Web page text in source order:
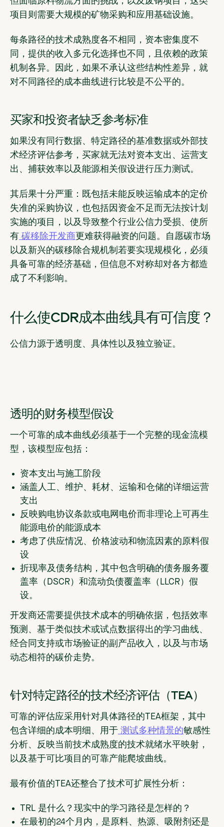
项目则需要大规模的矿物采购和应用基础设施。
每条路径的技术成熟度各不相同，资本密集度不
同，提供的收入多元化选择也不同，且依赖的政策
机制各异。因此，如果不承认这些结构性差异，就
对不同路径的成本曲线进行比较是不公平的。
买家和投资者缺乏参考标准
如果没有同行数据、特定路径的基准数据或外部技
术经济评估参考，买家就无法对资本支出、运营支
出、捕获效率以及能源相关假设进行压力测试。
其后果十分严重：既包括未能反映运输成本的定价
失准的采购协议，也包括因资金不足而无法按计划
实施的项目，以及导致整个行业公信力受损、使所
有 碳移除开发商 更难获得融资的问题。自愿碳市场
以及新兴的碳移除合规机制若要实现规模化，必须
具备可靠的经济基础，但信息不对称却对各方都造
成了不利影响。
什么使CDR成本曲线具有可信度？
公信力源于透明度、具体性以及独立验证。
透明的财务模型假设
一个可靠的成本曲线必须基于一个完整的现金流模
型，该模型应包括：
资本支出与施工阶段
涵盖人工、维护、耗材、运输和仓储的详细运营
支出
反映购电协议条款或电网电价而非理论上可再生
能源电价的能源成本
考虑了供应情况、价格波动和物流因素的原料假
设
折现率及债务结构，其中包含明确的债务服务覆
盖率（DSCR）和流动负债覆盖率（LLCR）假
设。
开发商还需要提供技术成本的明确依据，包括效率
预测、基于类似技术或试点数据得出的学习曲线、
经合同支持或市场验证的副产品收入，以及与市场
动态相符的碳价走势。
针对特定路径的技术经济评估（TEA）
可靠的评估应采用针对具体路径的TEA框架，其中
包含详细的成本明细、用于 测试多种情景的敏感性
分析、反映当前技术成熟度的技术就绪水平映射，
以及基于可比项目的可靠产能爬坡曲线。
最有价值的TEA还整合了技术可扩展性分析：
TRL 是什么？现实中的学习路径是怎样的？
在最初的24个月内，是原料、热源、吸附剂还是